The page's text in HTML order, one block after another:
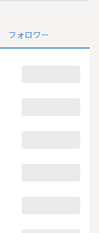
フォロワー